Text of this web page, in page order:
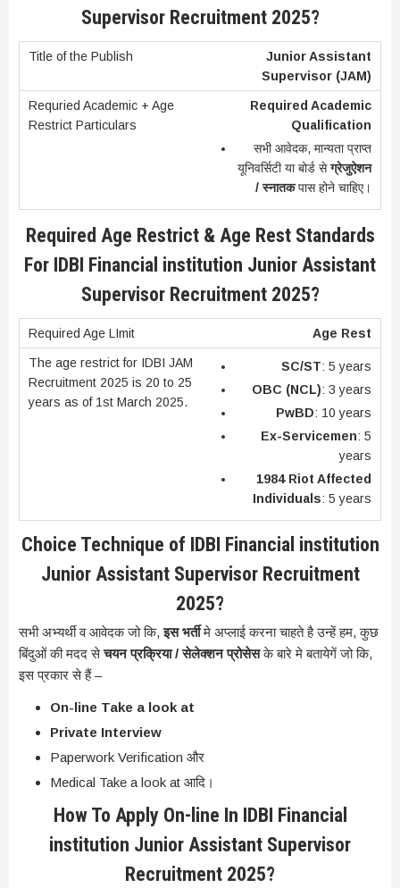
Supervisor Recruitment 2025?
Junior Assistant
Supervisor (JAM)
Required Academic
Qualification
सभी आवेदक, मान्यता प्राप्त
यूनिवर्सिटी या बोर्ड सेग्रेजुऐशन
/ स्नातकपास होने चाहिए।
Required Age Restrict & Age Rest Standards
For IDBI Financial institution Junior Assistant
Supervisor Recruitment 2025?
Age Rest
SC/ST: 5 years
OBC (NCL): 3 years
PwBD: 10 years
Ex-Servicemen: 5
years
1984 Riot Affected
Individuals: 5 years
Choice Technique of IDBI Financial institution
Junior Assistant Supervisor Recruitment
2025?
सभी अभ्यर्थी व आवेदक जो कि,इस भर्तीमे अप्लाई करना चाहते है उन्हें हम, कुछ
बिंदुओं की मदद सेचयन प्रक्रिया / सेलेक्शन प्रोसेसके बारे मे बतायेगें जो कि,
इस प्रकार से हैं –
On-line Take a look at
Private Interview
Paperwork Verification और
Medical Take a look at आदि।
How To Apply On-line In IDBI Financial
institution Junior Assistant Supervisor
Recruitment 2025?